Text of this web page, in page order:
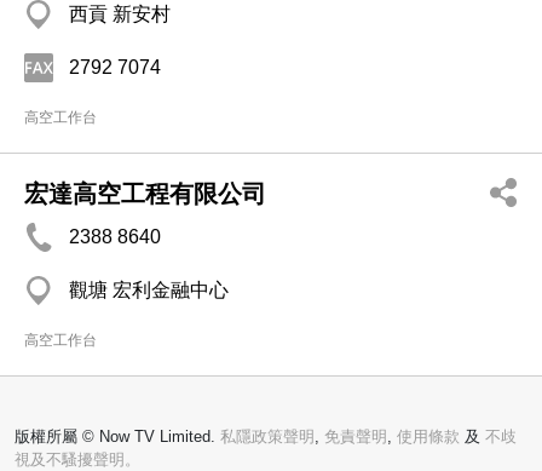
西貢 新安村
2792 7074
高空工作台
宏達高空工程有限公司
2388 8640
觀塘 宏利金融中心
高空工作台
版權所屬 © Now TV Limited. 私隱政策聲明 , 免責聲明 , 使用條款 及 不歧
視及不騷擾聲明。